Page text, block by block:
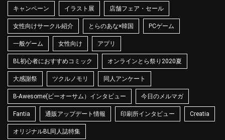
キャンペーン イラスト展 店舗フェア・セール
女性向けサークル紹介 とらのあな×韓国 PCゲーム
一般ゲーム 女性向け アプリ
BL初心者におすすめコミック オンラインとら祭り2020夏
大感謝祭 ツクルノモリ 同人アンケート
B-Awesome(ビーオーサム）インタビュー 今日のメルマガ
Fantia 通販アップデート情報 印刷所インタビュー Creatia
オリジナルBL同人誌特集